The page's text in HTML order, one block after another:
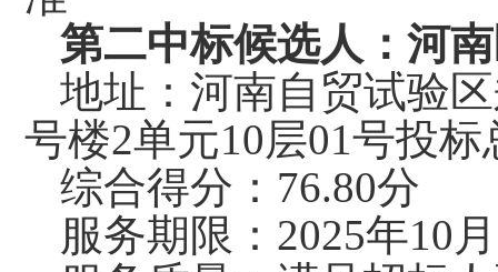
第二中标候选人：河
地址： 河南自贸试验
号楼2单元10层01号投标
综合得分： 76.80分
服务期限： 2025年10